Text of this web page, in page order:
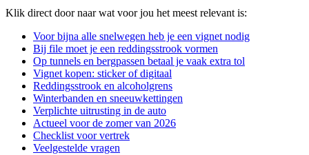
Klik direct door naar wat voor jou het meest relevant is:
Voor bijna alle snelwegen heb je een vignet nodig
Bij file moet je een reddingsstrook vormen
Op tunnels en bergpassen betaal je vaak extra tol
Vignet kopen: sticker of digitaal
Reddingsstrook en alcoholgrens
Winterbanden en sneeuwkettingen
Verplichte uitrusting in de auto
Actueel voor de zomer van 2026
Checklist voor vertrek
Veelgestelde vragen